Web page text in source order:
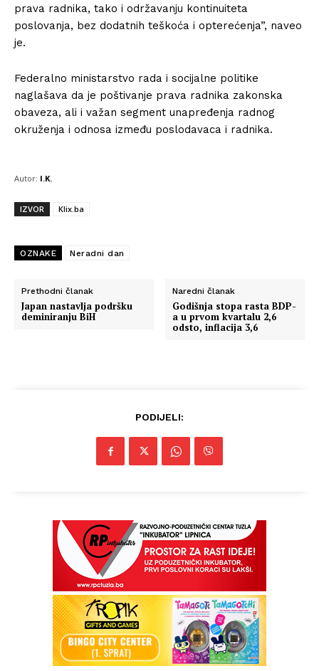
prava radnika, tako i održavanju kontinuiteta
poslovanja, bez dodatnih teškoća i opterećenja”, naveo
je.
Federalno ministarstvo rada i socijalne politike
naglašava da je poštivanje prava radnika zakonska
obaveza, ali i važan segment unapređenja radnog
okruženja i odnosa između poslodavaca i radnika.
Autor: I.K.
IZVOR Klix.ba
OZNAKE Neradni dan
Prethodni članak
Japan nastavlja podršku
deminiranju BiH
Naredni članak
Godišnja stopa rasta BDP-
a u prvom kvartalu 2,6
odsto, inflacija 3,6
PODIJELI: